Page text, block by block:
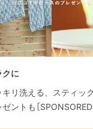
クに
リ洗える、スティッ
ントも［SPONSORED